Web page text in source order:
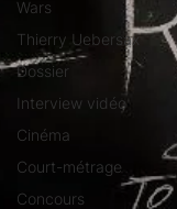
Wars
Thierry Uebersax
Dossier
Interview vidéo
Cinéma
Court-métrage
Concours